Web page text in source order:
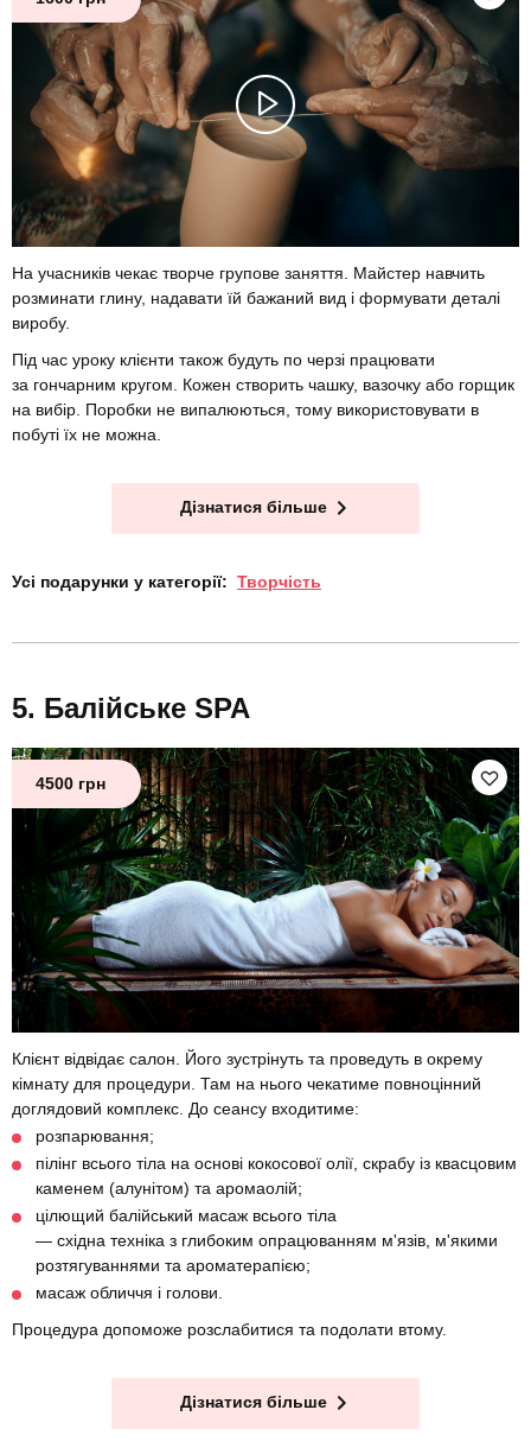
На учасників чекає творче групове заняття. Майстер навчить
розминати глину, надавати їй бажаний вид і формувати деталі
виробу.
Під час уроку клієнти також будуть по черзі працювати
за гончарним кругом. Кожен створить чашку, вазочку або горщик
на вибір. Поробки не випалюються, тому використовувати в
побуті їх не можна.
Дізнатися більше
Усі подарунки у категорії: Творчість
Балійське SPA
4500 грн
Клієнт відвідає салон. Його зустрінуть та проведуть в окрему
кімнату для процедури. Там на нього чекатиме повноцінний
доглядовий комплекс. До сеансу входитиме:
розпарювання;
пілінг всього тіла на основі кокосової олії, скрабу із квасцовим
каменем (алунітом) та аромаолій;
цілющий балійський масаж всього тіла
— східна техніка з глибоким опрацюванням м'язів, м'якими
розтягуваннями та ароматерапією;
масаж обличчя і голови.
Процедура допоможе розслабитися та подолати втому.
Дізнатися більше